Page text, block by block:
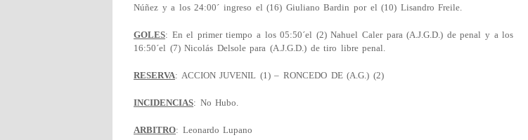
Núñez y a los 24:00´ ingreso el (16) Giuliano Bardin por el (10) Lisandro Freile.
GOLES: En el primer tiempo a los 05:50´el (2) Nahuel Caler para (A.J.G.D.) de penal y a los
16:50´el (7) Nicolás Delsole para (A.J.G.D.) de tiro libre penal.
RESERVA: ACCION JUVENIL (1) – RONCEDO DE (A.G.) (2)
INCIDENCIAS: No Hubo.
ARBITRO: Leonardo Lupano